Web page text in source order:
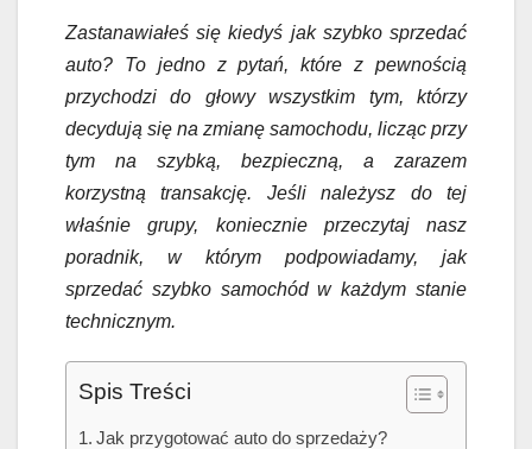
Zastanawiałeś się kiedyś jak szybko sprzedać
auto? To jedno z pytań, które z pewnością
przychodzi do głowy wszystkim tym, którzy
decydują się na zmianę samochodu, licząc przy
tym na szybką, bezpieczną, a zarazem
korzystną transakcję. Jeśli należysz do tej
właśnie grupy, koniecznie przeczytaj nasz
poradnik, w którym podpowiadamy, jak
sprzedać szybko samochód w każdym stanie
technicznym.
Spis Treści
Jak przygotować auto do sprzedaży?